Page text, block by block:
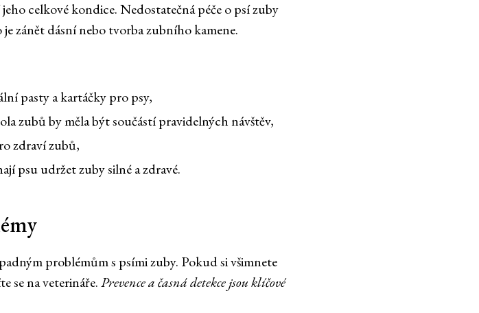
celkové kondice. Nedostatečná péče o psí zuby
zánět dásní nebo tvorba zubního kamene.
pasty a kartáčky pro psy,
zubů by měla být součástí pravidelných návštěv,
zdraví zubů,
psu udržet zuby silné a zdravé.
problémům s psími zuby. Pokud si všimnete
se na veterináře.Prevence a časná detekce jsou klíčové